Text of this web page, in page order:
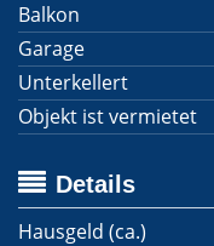
Balkon
Garage
Unterkellert
Objekt ist vermietet
Details
Hausgeld (ca.)